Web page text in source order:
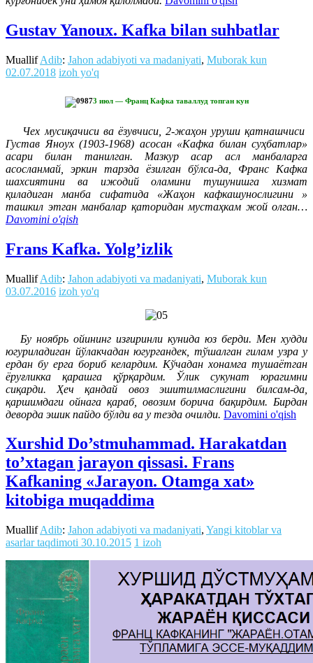
Gustav Yanoux. Kafka bilan suhbatlar
MuallifAdib: Jahon adabiyoti va madaniyati, Muborak kun
02.07.2018 izoh yo'q
3 июл — Франц Кафка таваллуд топган кун
Чех мусиқачиси ва ёзувчиси, 2-жаҳон уруши қатнашчиси
Густав Яноух (1903-1968) асосан «Кафка билан суҳбатлар»
асари билан танилган. Мазкур асар асл манбаларга
асосланмай, эркин тарзда ёзилган бўлса-да, Франс Кафка
шахсиятини ва ижодий оламини тушунишга хизмат
қиладиган манба сифатида «Жаҳон кафкашунослигини »
ташкил этган манбалар қаторидан мустаҳкам жой олган…
Davomini o'qish
Frans Kafka. Yolg’izlik
MuallifAdib: Jahon adabiyoti va madaniyati, Muborak kun
03.07.2016 izoh yo'q
Бу ноябрь ойининг изғиринли кунида юз берди. Мен худди
югуриладиган йўлакчадан югургандек, тўшалган гилам узра у
ердан бу ерга бориб келардим. Кўчадан хонамга тушаётган
ёруғликка қарашга қўрқардим. Ўлик сукунат юрагимни
сиқарди. Ҳеч қандай овоз эшитилмаслигини билсам-да,
қаршимдаги ойнага қараб, овозим борича бақирдим. Бирдан
деворда эшик пайдо бўлди ва у тезда очилди. Davomini o'qish
Xurshid Do’stmuhammad. Harakatdan
to’xtagan jarayon qissasi. Frans
Kafkaning «Jarayon. Otamga xat»
kitobiga muqaddima
MuallifAdib: Jahon adabiyoti va madaniyati, Yangi kitoblar va
asarlar taqdimoti 30.10.2015 1 izoh